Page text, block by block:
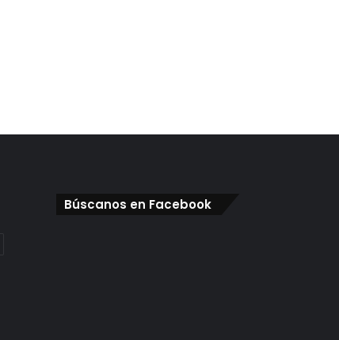
Búscanos en Facebook